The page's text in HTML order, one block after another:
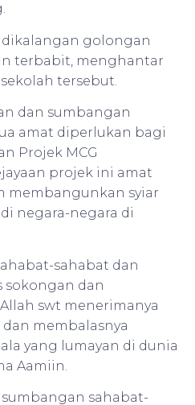
golongan
terbabit, menghantar
tersebut.
dan sumbangan
amat diperlukan bagi
Projek MCG
projek ini amat
membangunkan syiar
negara-negara di
sahabat dan
sokongan dan
swt menerimanya
membalasnya
yang lumayan di dunia
Aamiin.
sahabat-